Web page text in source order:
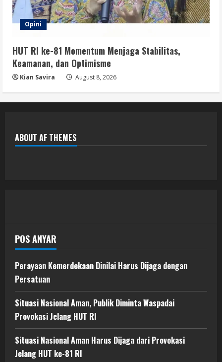
Opini
HUT RI ke-81 Momentum Menjaga Stabilitas,
Keamanan, dan Optimisme
Kian Savira August 8, 2026
ABOUT AF THEMES
POS ANYAR
Perayaan Kemerdekaan Dinilai Harus Dijaga dengan
Persatuan
Situasi Nasional Aman, Publik Diminta Waspadai
Provokasi Jelang HUT RI
Situasi Nasional Aman Harus Dijaga dari Provokasi
Jelang HUT ke-81 RI